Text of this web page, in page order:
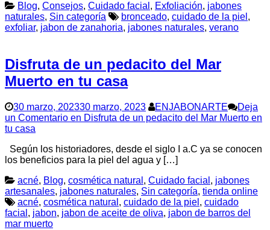
Blog, Consejos, Cuidado facial , Exfoliación, jabones
naturales, Sin categoría bronceado, cuidado de la piel ,
exfoliar, jabon de zanahoria, jabones naturales, verano
Disfruta de un pedacito del Mar
Muerto en tu casa
30 marzo, 202330 marzo, 2023 ENJABONARTE
Deja
un Comentario en Disfruta de un pedacito del Mar Muerto en
tu casa
Según los historiadores, desde el siglo I a.C ya se conocen
los beneficios para la piel del agua y […]
acné, Blog, cosmética natural , Cuidado facial , jabones
artesanales, jabones naturales, Sin categoría, tienda online
acné, cosmética natural , cuidado de la piel , cuidado
facial , jabon, jabon de aceite de oliva, jabon de barros del
mar muerto